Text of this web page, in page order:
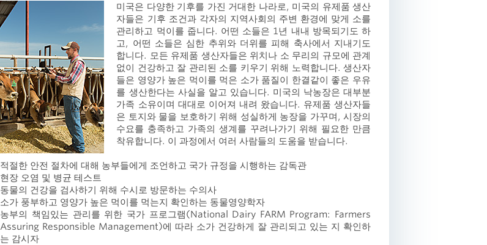
미국은 다양한 기후를 가진 거대한 나라로, 미국의 유제품 생산
자들은 기후 조건과 각자의 지역사회의 주변 환경에 맞게 소를
관리하고 먹이를 줍니다. 어떤 소들은 1년 내내 방목되기도 하
고, 어떤 소들은 심한 추위와 더위를 피해 축사에서 지내기도
합니다. 모든 유제품 생산자들은 위치나 소 무리의 규모에 관계
없이 건강하고 잘 관리된 소를 키우기 위해 노력합니다. 생산자
들은 영양가 높은 먹이를 먹은 소가 품질이 한결같이 좋은 우유
를 생산한다는 사실을 알고 있습니다. 미국의 낙농장은 대부분
가족 소유이며 대대로 이어져 내려 왔습니다. 유제품 생산자들
은 토지와 물을 보호하기 위해 성실하게 농장을 가꾸며, 시장의
수요를 충족하고 가족의 생계를 꾸려나가기 위해 필요한 만큼
착유합니다. 이 과정에서 여러 사람들의 도움을 받습니다.
적절한 안전 절차에 대해 농부들에게 조언하고 국가 규정을 시행하는 감독관
현장 오염 및 병균 테스트
동물의 건강을 검사하기 위해 수시로 방문하는 수의사
소가 풍부하고 영양가 높은 먹이를 먹는지 확인하는 동물영양학자
농부의 책임있는 관리를 위한 국가 프로그램(National Dairy FARM Program: Farmers
Assuring Responsible Management)에 따라 소가 건강하게 잘 관리되고 있는 지 확인하
는 감시자